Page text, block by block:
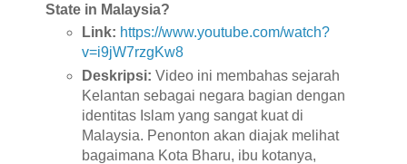
State in Malaysia?
Link: https://www.youtube.com/watch?
v=i9jW7rzgKw8
Deskripsi: Video ini membahas sejarah
Kelantan sebagai negara bagian dengan
identitas Islam yang sangat kuat di
Malaysia. Penonton akan diajak melihat
bagaimana Kota Bharu, ibu kotanya,